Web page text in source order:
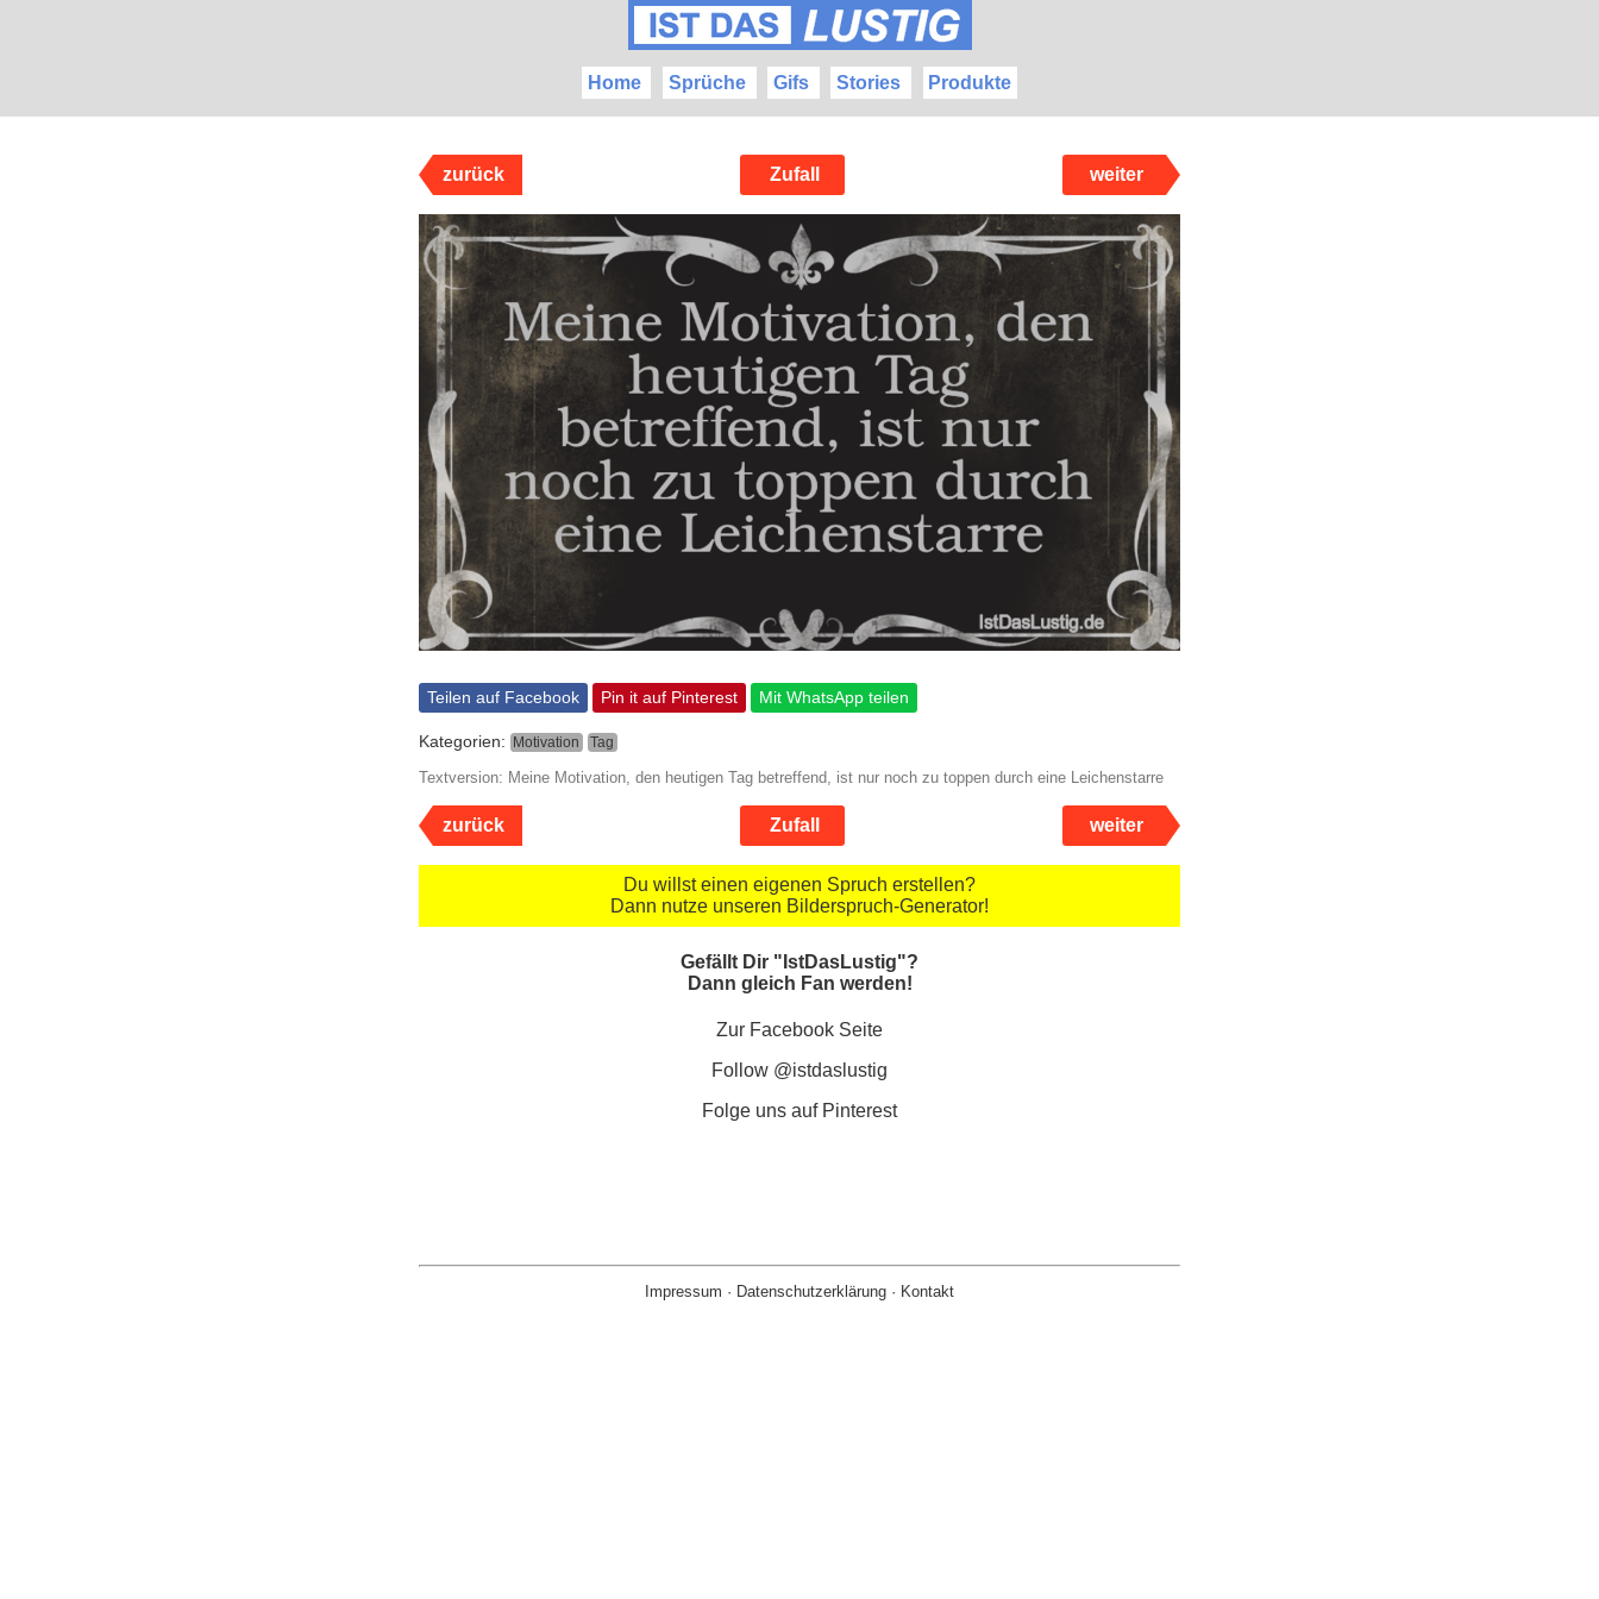
Home Sprüche Gifs Stories Produkte
zurück Zufall weiter
Teilen auf Facebook Pin it auf Pinterest Mit WhatsApp teilen
Kategorien: Motivation Tag
Textversion: Meine Motivation, den heutigen Tag betreffend, ist nur noch zu toppen durch eine Leichenstarre
zurück Zufall weiter
Du willst einen eigenen Spruch erstellen?
Dann nutze unseren Bilderspruch-Generator!
Gefällt Dir "IstDasLustig"?
Dann gleich Fan werden!
Zur Facebook Seite
Follow @istdaslustig
Folge uns auf Pinterest
Impressum · Datenschutzerklärung · Kontakt